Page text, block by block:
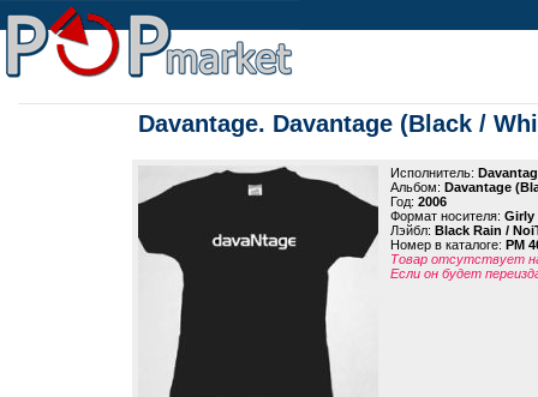
Davantage. Davantage (Black /
Исполнитель:
Альбом: Davantage
Год: 2006
Формат носителя: Girly
Лэйбл: Black Rain /
Номер в каталоге: PM
Товар отсутствует
Если он будет